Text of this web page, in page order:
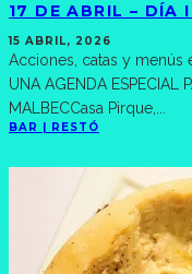
17 DE ABRIL – DÍA
15 ABRIL, 2026
Acciones, catas y menús
UNA AGENDA ESPECIAL
MALBECCasa Pirque,
BAR | RESTÓ